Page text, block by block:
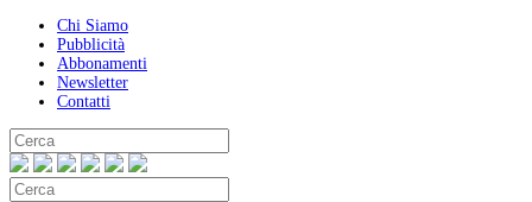
Chi Siamo
Pubblicità
Abbonamenti
Newsletter
Contatti